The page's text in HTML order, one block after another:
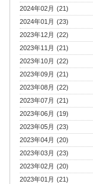
2024年02月 (21)
2024年01月 (23)
2023年12月 (22)
2023年11月 (21)
2023年10月 (22)
2023年09月 (21)
2023年08月 (22)
2023年07月 (21)
2023年06月 (19)
2023年05月 (23)
2023年04月 (20)
2023年03月 (23)
2023年02月 (20)
2023年01月 (21)